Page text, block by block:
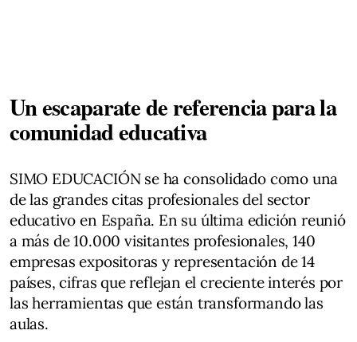
Un escaparate de referencia para la
comunidad educativa
SIMO EDUCACIÓN se ha consolidado como una
de las grandes citas profesionales del sector
educativo en España. En su última edición reunió
a más de 10.000 visitantes profesionales, 140
empresas expositoras y representación de 14
países, cifras que reflejan el creciente interés por
las herramientas que están transformando las
aulas.